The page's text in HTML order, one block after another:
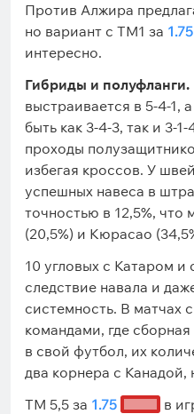
Против Алжира
но вариант с ТМ1 за 1.75
интересно.
Гибриды и полуфланги.
выстраивается в 5-4-1,
быть как 3-4-3, так и 3-
проходы
избегая кроссов. У
успешных навеса в
точностью в 12,5%, что
(20,5%) и Кюрасао
10 угловых с Катаром
следствие навала и
системность. В матчах
командами, где
в свой футбол, их
два корнера с Канадой,
ТМ 5,5 за 1.75
в